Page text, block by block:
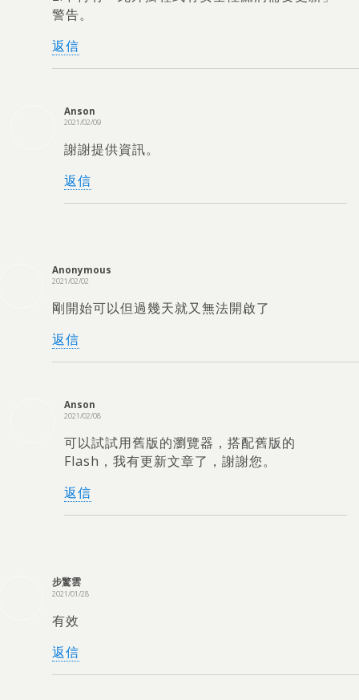
警告。
返信
Anson
2021/02/09
謝謝提供資訊。
返信
Anonymous
2021/02/02
剛開始可以但過幾天就又無法開啟了
返信
Anson
2021/02/08
可以試試用舊版的瀏覽器 ， 搭配舊版的
Flash ， 我有更新文章了 ，謝謝您。
返信
步驚雲
2021/01/28
有效
返信